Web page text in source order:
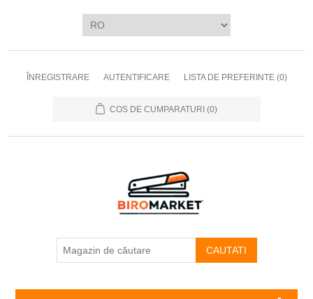
ÎNREGISTRARE AUTENTIFICARE LISTA DE PREFERINTE (0)
COS DE CUMPARATURI (0)
CAUTATI